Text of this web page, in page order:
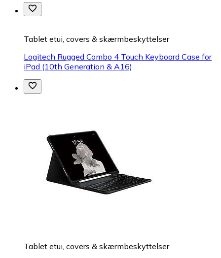
Tablet etui, covers & skærmbeskyttelser
Logitech Rugged Combo 4 Touch Keyboard Case for
iPad (10th Generation & A16)
Tablet etui, covers & skærmbeskyttelser